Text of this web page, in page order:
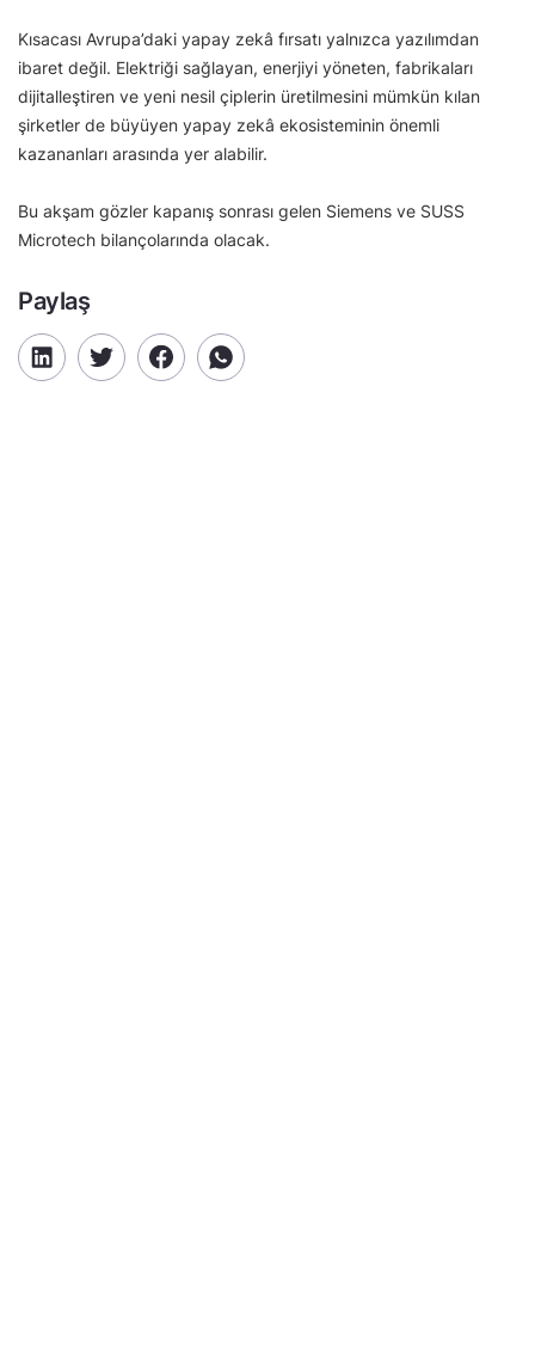
Kısacası Avrupa’daki yapay zekâ fırsatı yalnızca yazılımdan
ibaret değil. Elektriği sağlayan, enerjiyi yöneten, fabrikaları
dijitalleştiren ve yeni nesil çiplerin üretilmesini mümkün kılan
şirketler de büyüyen yapay zekâ ekosisteminin önemli
kazananları arasında yer alabilir.
Bu akşam gözler kapanış sonrası gelen Siemens ve SUSS
Microtech bilançolarında olacak.
Paylaş